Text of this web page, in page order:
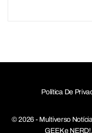
Política De
© 2026 - Multiverso
GEEK e